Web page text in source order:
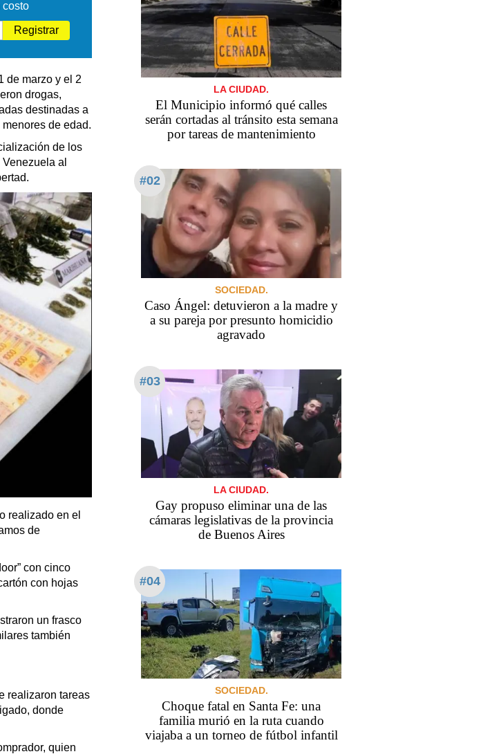
costo
Registrar
de marzo y el 2
drogas,
destinadas a
de edad.
de los
al
realizado en el
de
con cinco
con hojas
un frasco
también
realizaron tareas
donde
quien
LA CIUDAD.
El Municipio informó qué calles
serán cortadas al tránsito esta semana
por tareas de mantenimiento
#02
SOCIEDAD.
Caso Ángel: detuvieron a la madre y
a su pareja por presunto homicidio
agravado
#03
LA CIUDAD.
Gay propuso eliminar una de las
cámaras legislativas de la provincia
de Buenos Aires
#04
SOCIEDAD.
Choque fatal en Santa Fe: una
familia murió en la ruta cuando
viajaba a un torneo de fútbol infantil